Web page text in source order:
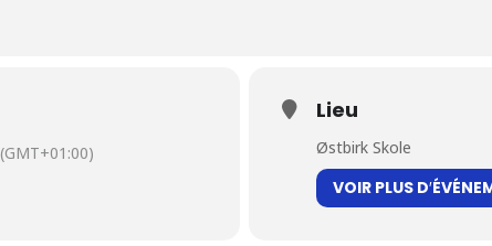
(GMT+01:00)
Lieu
Østbirk Skole
VOIR PLUS